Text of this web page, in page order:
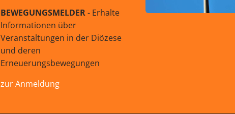
BEWEGUNGSMELDER- Erhalte
Informationen über
Veranstaltungen in der Diözese
und deren
Erneuerungsbewegungen
zur Anmeldung